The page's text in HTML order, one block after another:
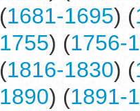
(1681-1695) (
1755) (1756-
(1816-1830) (
1890) (1891-